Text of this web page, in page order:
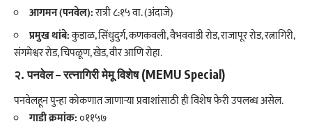
आगमन (पनवेल):रात्री ८:१५ वा. (अंदाजे)
प्रमुख थांबे:कुडाळ, सिंधुदुर्ग, कणकवली, वैभववाडी रोड, राजापूर रोड, रत्नागिरी,
संगमेश्वर रोड, चिपळूण, खेड, वीर आणि रोहा.
२. पनवेल – रत्नागिरी मेमू विशेष (MEMU Special)
​पनवेलहून पुन्हा कोकणात जाणाऱ्या प्रवाशांसाठी ही विशेष फेरी उपलब्ध असेल.
गाडी क्रमांक:०११५७